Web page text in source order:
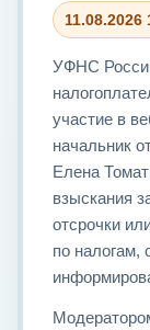
11.08.2026
УФНС
участие в
начальник
Елена
взыскания
отсрочки
по налогам,